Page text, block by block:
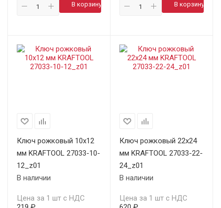
В корзину В корзину
Ключ рожковый 10х12
мм KRAFTOOL 27033-10-
12_z01
В наличии
Цена за 1 шт с НДС
Ключ рожковый 22х24
мм KRAFTOOL 27033-22-
24_z01
В наличии
Цена за 1 шт с НДС